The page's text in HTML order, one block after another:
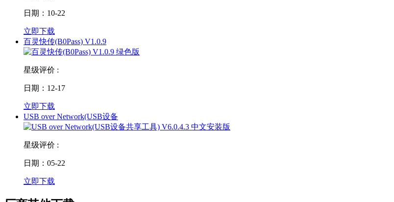
日期：10-22
立即下载
百灵快传(B0Pass) V1.0.9
星级评价 :
日期：12-17
立即下载
USB over Network(USB设备
星级评价 :
日期：05-22
立即下载